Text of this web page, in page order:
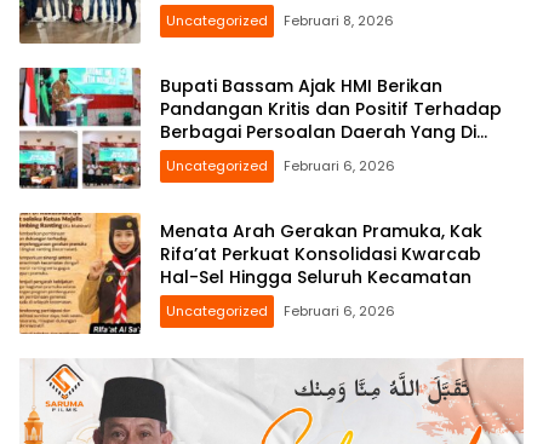
Uncategorized Februari 8, 2026
Bupati Bassam Ajak HMI Berikan
Pandangan Kritis dan Positif Terhadap
Berbagai Persoalan Daerah Yang Di
Hadapi Bersama
Uncategorized Februari 6, 2026
Menata Arah Gerakan Pramuka, Kak
Rifa’at Perkuat Konsolidasi Kwarcab
Hal-Sel Hingga Seluruh Kecamatan
Uncategorized Februari 6, 2026